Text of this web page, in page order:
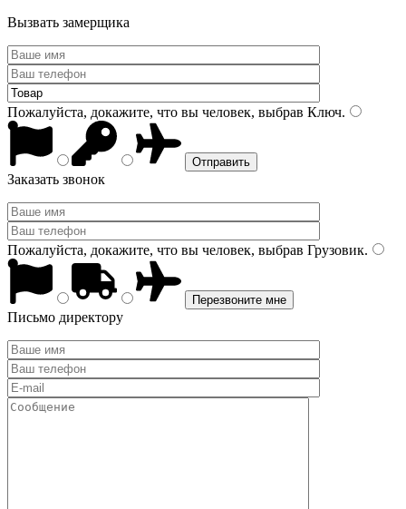
Вызвать замерщика
Пожалуйста, докажите, что вы человек, выбрав Ключ.
Заказать звонок
Пожалуйста, докажите, что вы человек, выбрав Грузовик.
Письмо директору